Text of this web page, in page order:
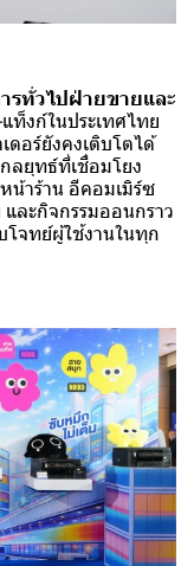
ทั่วไปฝ่ายขายและ
ท็งก์ในประเทศไทย
ดอร์ยังคงเติบโตได้
ลยุทธ์ที่เชื่อมโยง
าร้าน อีคอมเมิร์ซ
ละกิจกรรมออนกราว
โจทย์ผู้ใช้งานในทุก